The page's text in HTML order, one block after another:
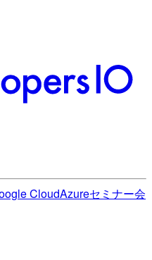
CloudAzureセミナー会